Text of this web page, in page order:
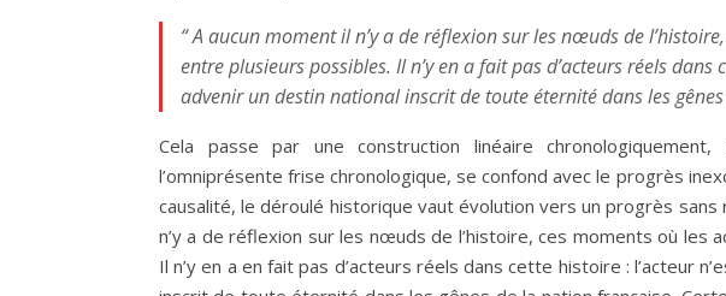
“ A aucun moment il n’y a de réflexion sur les nœuds de
entre plusieurs possibles. Il n’y en a fait pas d’acteurs réels
advenir un destin national inscrit de toute éternité dans les
Cela passe par une construction linéaire
l’omniprésente frise chronologique, se confond avec le progrès
causalité, le déroulé historique vaut évolution vers un progrès
n’y a de réflexion sur les nœuds de l’histoire, ces moments où les
Il n’y en a en fait pas d’acteurs réels dans cette histoire : l’acteur